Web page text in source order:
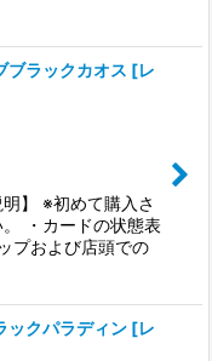
ブラックカオス [レ
明】 ※初めて購入さ
・カードの状態表
プおよび店頭での
ックパラディン [レ